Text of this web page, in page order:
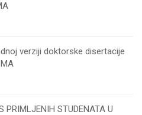
verziji doktorske disertacije
PRIMLJENIH STUDENATA U